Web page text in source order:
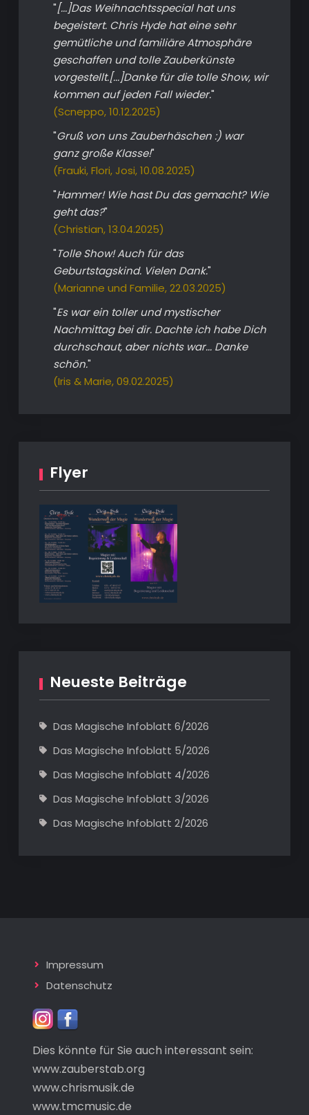
"[...]Das Weihnachtsspecial hat uns
begeistert. Chris Hyde hat eine sehr
gemütliche und familiäre Atmosphäre
geschaffen und tolle Zauberkünste
vorgestellt.[...]Danke für die tolle Show, wir
kommen auf jeden Fall wieder."
(Scneppo, 10.12.2025)
"Gruß von uns Zauberhäschen :) war
ganz große Klasse!"
(Frauki, Flori, Josi, 10.08.2025)
"Hammer! Wie hast Du das gemacht? Wie
geht das?"
(Christian, 13.04.2025)
"Tolle Show! Auch für das
Geburtstagskind. Vielen Dank."
(Marianne und Familie, 22.03.2025)
"Es war ein toller und mystischer
Nachmittag bei dir. Dachte ich habe Dich
durchschaut, aber nichts war... Danke
schön."
(Iris & Marie, 09.02.2025)
Flyer
Neueste Beiträge
Das Magische Infoblatt 6/2026
Das Magische Infoblatt 5/2026
Das Magische Infoblatt 4/2026
Das Magische Infoblatt 3/2026
Das Magische Infoblatt 2/2026
Impressum
Datenschutz
Dies könnte für Sie auch interessant sein:
www.zauberstab.org
www.chrismusik.de
www.tmcmusic.de